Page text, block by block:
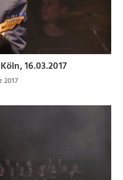
16.03.2017
2017